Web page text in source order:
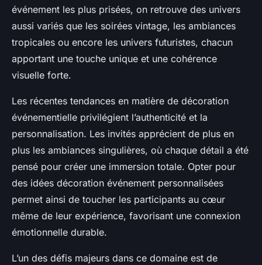
événement les plus prisées, on retrouve des univers
aussi variés que les soirées vintage, les ambiances
tropicales ou encore les univers futuristes, chacun
apportant une touche unique et une cohérence
visuelle forte.
Les récentes tendances en matière de décoration
événementielle privilégient l’authenticité et la
personnalisation. Les invités apprécient de plus en
plus les ambiances singulières, où chaque détail a été
pensé pour créer une immersion totale. Opter pour
des idées décoration événement personnalisées
permet ainsi de toucher les participants au cœur
même de leur expérience, favorisant une connexion
émotionnelle durable.
L’un des défis majeurs dans ce domaine est de